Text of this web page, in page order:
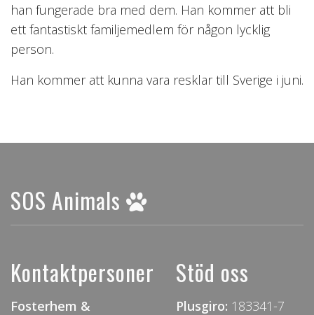
han fungerade bra med dem. Han kommer att bli
ett fantastiskt familjemedlem för någon lycklig
person.
Han kommer att kunna vara resklar till Sverige i juni.
SOS Animals
Kontaktpersoner
Fosterhem &
Stöd oss
Plusgiro: 183341-7